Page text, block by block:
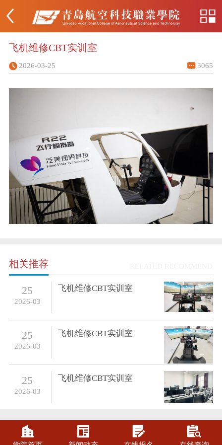
飞机维修CBT实训室
2026-03-25 3065
相关推荐
25
2026-03
飞机维修CBT实训室
25
2026-03
飞机维修CBT实训室
25
2026-03
飞机维修CBT实训室
   